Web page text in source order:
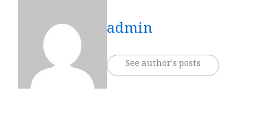
admin
See author's posts